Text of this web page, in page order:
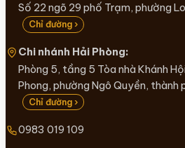
Số 22 ngõ 29 phố Trạm, phường
Chỉ đường ›
Chi nhánh Hải Phòng:
Phòng 5, tầng 5 Tòa nhà Khánh
Phong, phường Ngô Quyền, thành
Chỉ đường ›
0983 019 109